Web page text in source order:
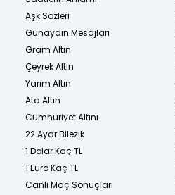
Aşk Sözleri
Günaydın Mesajları
Gram Altın
Çeyrek Altın
Yarım Altın
Ata Altın
Cumhuriyet Altını
22 Ayar Bilezik
1 Dolar Kaç TL
1 Euro Kaç TL
Canlı Maç Sonuçları